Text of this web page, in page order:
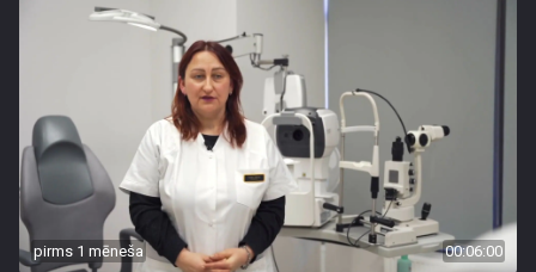
pirms 1 mēneša 00:06:00